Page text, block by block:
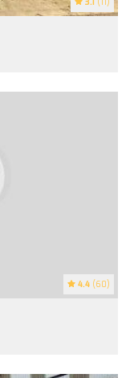
4.4 (60)